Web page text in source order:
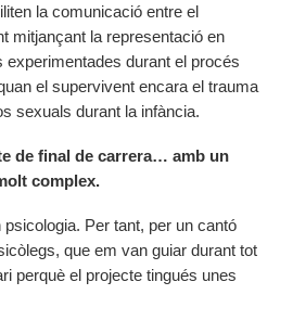
la comunicació entre el
mitjançant la representació en
durant el procés
el supervivent encara el trauma
sexuals durant la infància.
de final de carrera… amb un
complex.
Per tant, per un cantó
que em van guiar durant tot
perquè el projecte tingués unes